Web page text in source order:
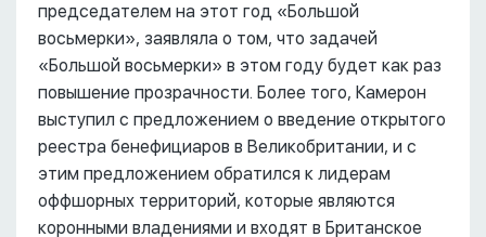
председателем на этот год «Большой
восьмерки», заявляла о том, что задачей
«Большой восьмерки» в этом году будет как раз
повышение прозрачности. Более того, Камерон
выступил с предложением о введение открытого
реестра бенефициаров в Великобритании, и с
этим предложением обратился к лидерам
оффшорных территорий, которые являются
коронными владениями и входят в Британское